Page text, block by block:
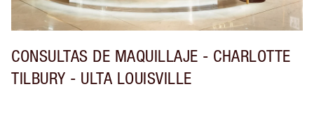
CONSULTAS DE MAQUILLAJE - CHARLOTTE
TILBURY - ULTA LOUISVILLE